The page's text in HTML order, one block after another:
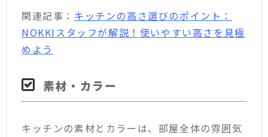
関連記事： キッチンの高さ選びのポイント：
NOKKIスタッフが解説！使いやすい高さを見極
めよう
素材・カラー
キッチンの素材とカラーは、部屋全体の雰囲気